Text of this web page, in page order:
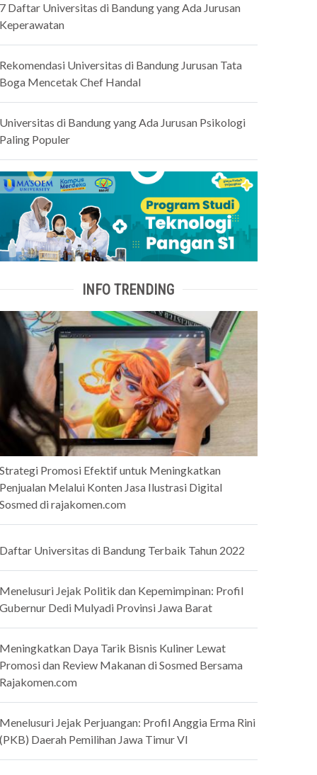
Daftar Universitas di Bandung yang Ada Jurusan
Universitas di Bandung Jurusan Tata
Mencetak Chef Handal
di Bandung yang Ada Jurusan Psikologi
Populer
INFO TRENDING
Promosi Efektif untuk Meningkatkan
Melalui Konten Jasa Ilustrasi Digital
di rajakomen.com
Universitas di Bandung Terbaik Tahun 2022
Jejak Politik dan Kepemimpinan: Profil
Dedi Mulyadi Provinsi Jawa Barat
Daya Tarik Bisnis Kuliner Lewat
dan Review Makanan di Sosmed Bersama
Jejak Perjuangan: Profil Anggia Erma Rini
Daerah Pemilihan Jawa Timur VI